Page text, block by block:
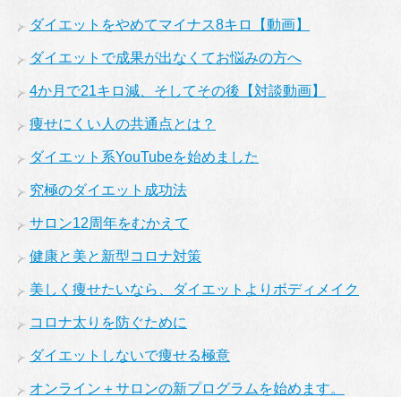
ダイエットをやめてマイナス8キロ【動画】
ダイエットで成果が出なくてお悩みの方へ
4か月で21キロ減、そしてその後【対談動画】
痩せにくい人の共通点とは？
ダイエット系YouTubeを始めました
究極のダイエット成功法
サロン12周年をむかえて
健康と美と新型コロナ対策
美しく痩せたいなら、ダイエットよりボディメイク
コロナ太りを防ぐために
ダイエットしないで痩せる極意
オンライン＋サロンの新プログラムを始めます。